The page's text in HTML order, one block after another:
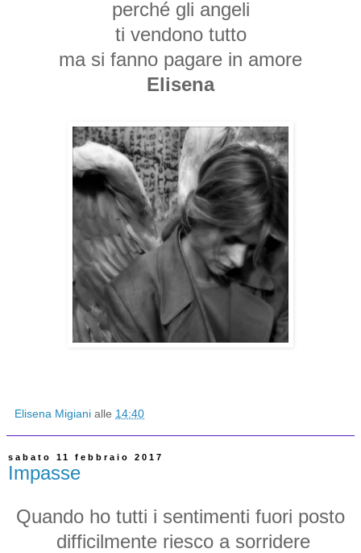
perché gli angeli
ti vendono tutto
ma si fanno pagare in amore
Elisena
Elisena Migiani alle 14:40
sabato 11 febbraio 2017
Impasse
Quando ho tutti i sentimenti fuori posto
difficilmente riesco a sorridere